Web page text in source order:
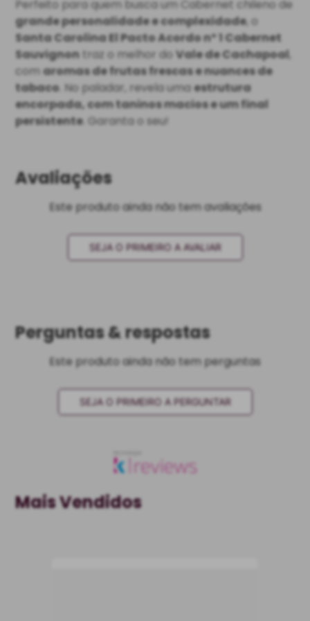
Perfeito para quem busca um Cabernet chileno de
grande personalidade e complexidade, o
Santa Carolina El Pacto Acordo nº 1 Cabernet
Sauvignon traz o melhor doVale de Cachapoal
comaromas de frutas frescas e nuances de
tabaco . No paladar, revela umaestrutura
encorpada, com taninos macios e um final
persistente. Garanta o seu!
Avaliações
Este produto ainda não tem avaliações
SEJA O PRIMEIRO A AVALIAR
Perguntas & respostas
Este produto ainda não tem perguntas
SEJA O PRIMEIRO A PERGUNTAR
Mais Vendidos